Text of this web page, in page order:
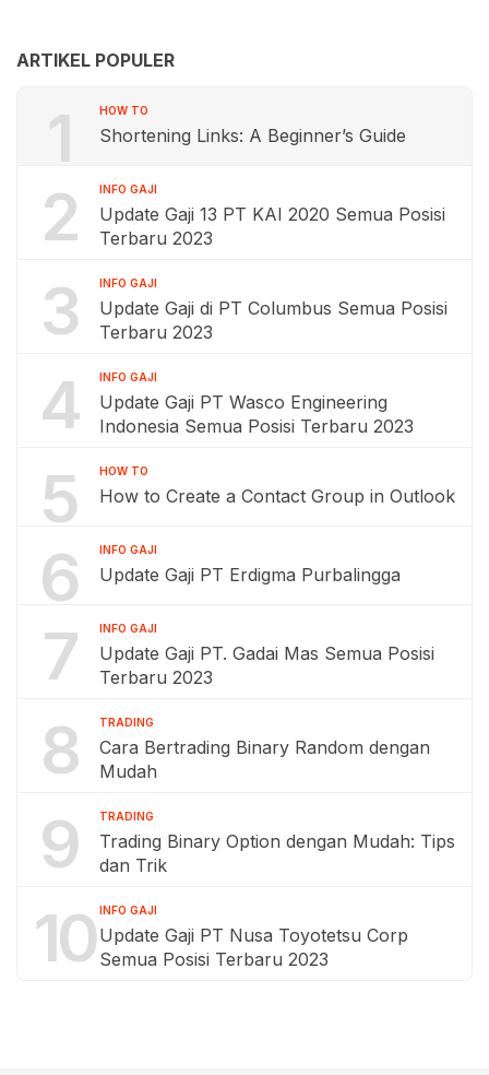
ARTIKEL POPULER
1 HOW TO
Shortening Links: A Beginner’s Guide
2 INFO GAJI
Update Gaji 13 PT KAI 2020 Semua Posisi
Terbaru 2023
3 INFO GAJI
Update Gaji di PT Columbus Semua Posisi
Terbaru 2023
4 INFO GAJI
Update Gaji PT Wasco Engineering
Indonesia Semua Posisi Terbaru 2023
5 HOW TO
How to Create a Contact Group in Outlook
6 INFO GAJI
Update Gaji PT Erdigma Purbalingga
7 INFO GAJI
Update Gaji PT. Gadai Mas Semua Posisi
Terbaru 2023
8 TRADING
Cara Bertrading Binary Random dengan
Mudah
9 TRADING
Trading Binary Option dengan Mudah: Tips
dan Trik
10 INFO GAJI
Update Gaji PT Nusa Toyotetsu Corp
Semua Posisi Terbaru 2023